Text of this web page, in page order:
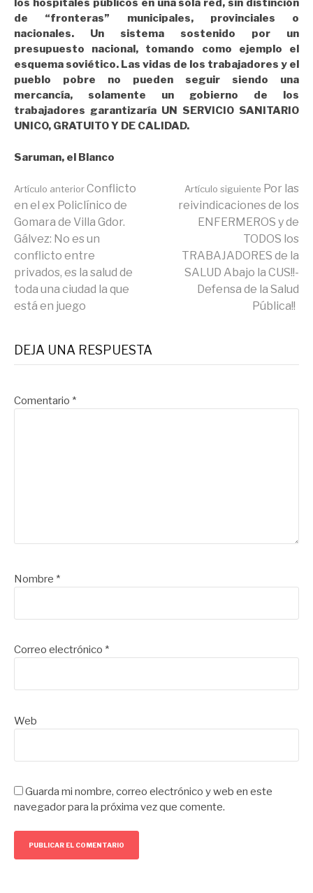
los hospitales públicos en una sola red, sin distinción
de “fronteras” municipales, provinciales o
nacionales. Un sistema sostenido por un
presupuesto nacional, tomando como ejemplo el
esquema soviético. Las vidas de los trabajadores y el
pueblo pobre no pueden seguir siendo una
mercancía, solamente un gobierno de los
trabajadores garantizaría UN SERVICIO SANITARIO
UNICO, GRATUITO Y DE CALIDAD.
Saruman, el Blanco
Seguir
leyendo
Artículo anteriorConflicto
en el ex Policlínico de
Gomara de Villa Gdor.
Gálvez: No es un
conflicto entre
privados, es la salud de
toda una ciudad la que
está en juego
Artículo siguiente Por las
reivindicaciones de los
ENFERMEROS y de
TODOS los
TRABAJADORES de la
SALUD Abajo la CUS!!-
Defensa de la Salud
Pública!!
DEJA UNA RESPUESTA
Comentario *
Nombre *
Correo electrónico *
Web
Guarda mi nombre, correo electrónico y web en este
navegador para la próxima vez que comente.